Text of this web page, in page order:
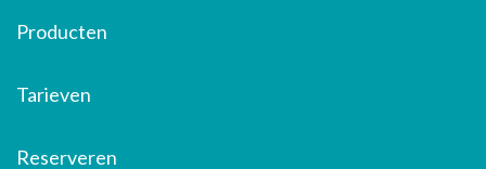
Producten
Tarieven
Reserveren